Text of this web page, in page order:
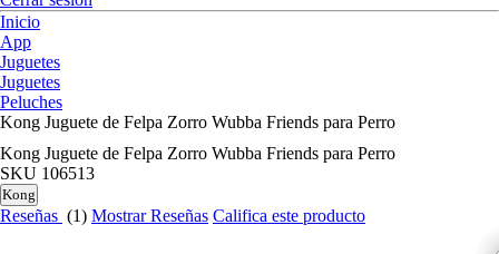
Inicio
App
Juguetes
Juguetes
Peluches
Kong Juguete de Felpa Zorro Wubba Friends para Perro
Kong Juguete de Felpa Zorro Wubba Friends para Perro
SKU 106513
Kong
Reseñas (1) Mostrar Reseñas Califica este producto